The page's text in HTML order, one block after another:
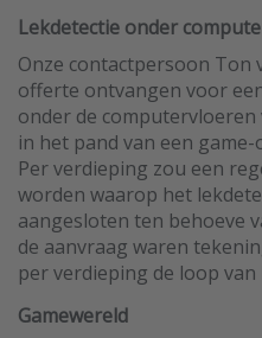
Lekdetectie onder
Onze contactpersoon Ton
offerte ontvangen voor
onder de
in het pand van een
Per verdieping zou een
worden waarop het
aangesloten ten behoeve
de aanvraag waren
per verdieping de loop
Gamewereld